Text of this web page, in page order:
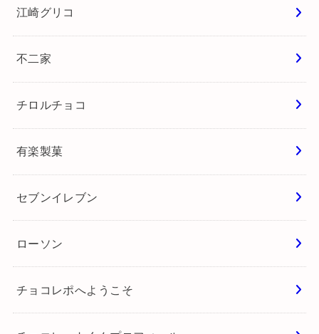
明治
ロッテ
森永製菓
江崎グリコ
不二家
チロルチョコ
有楽製菓